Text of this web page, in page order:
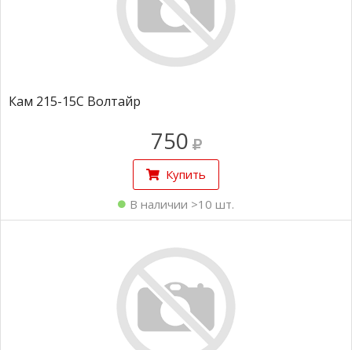
Кам 215-15С Волтайр
750
Купить
В наличии >10 шт.